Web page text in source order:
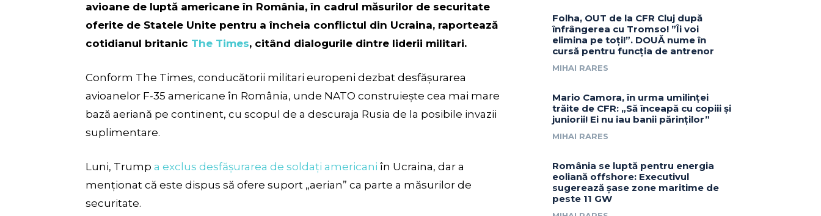
avioane de luptă americane în România, în cadrul măsurilor de securitate
oferite de Statele Unite pentru a încheia conflictul din Ucraina, raportează
cotidianul britanic The Times, citând dialogurile dintre liderii militari.
Conform The Times, conducătorii militari europeni dezbat desfășurarea
avioanelor F-35 americane în România, unde NATO construiește cea mai mare
bază aeriană pe continent, cu scopul de a descuraja Rusia de la posibile invazii
suplimentare.
Luni, Trump a exclus desfășurarea de soldați americani în Ucraina, dar a
menționat că este dispus să ofere suport „aerian” ca parte a măsurilor de
securitate.
Folha, OUT de la CFR Cluj după
înfrângerea cu Tromso! ”Îi voi
elimina pe toți!”. DOUĂ nume în
cursă pentru funcția de antrenor
MIHAI RARES
Mario Camora, în urma umilinței
trăite de CFR: „Să înceapă cu copiii și
juniorii! Ei nu iau banii părinților”
MIHAI RARES
România se luptă pentru energia
eoliană offshore: Executivul
sugerează șase zone maritime de
peste 11 GW